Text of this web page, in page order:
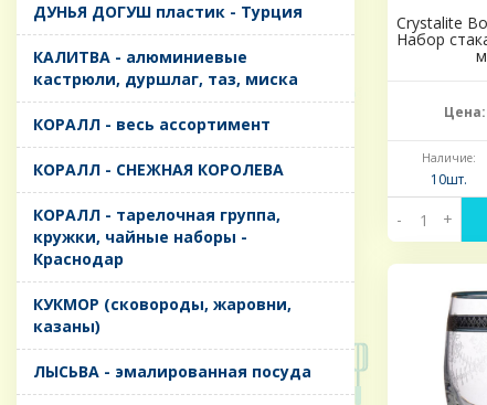
ДУНЬЯ ДОГУШ пластик - Турция
КАЛИТВА - алюминиевые
кастрюли, дуршлаг, таз, миска
КОРАЛЛ - весь ассортимент
КОРАЛЛ - СНЕЖНАЯ КОРОЛЕВА
КОРАЛЛ - тарелочная группа,
кружки, чайные наборы -
Краснодар
КУКМОР (сковороды, жаровни,
казаны)
ЛЫСЬВА - эмалированная посуда
Crystalite
Набор
Цена:
Наличие:
10шт.
- +